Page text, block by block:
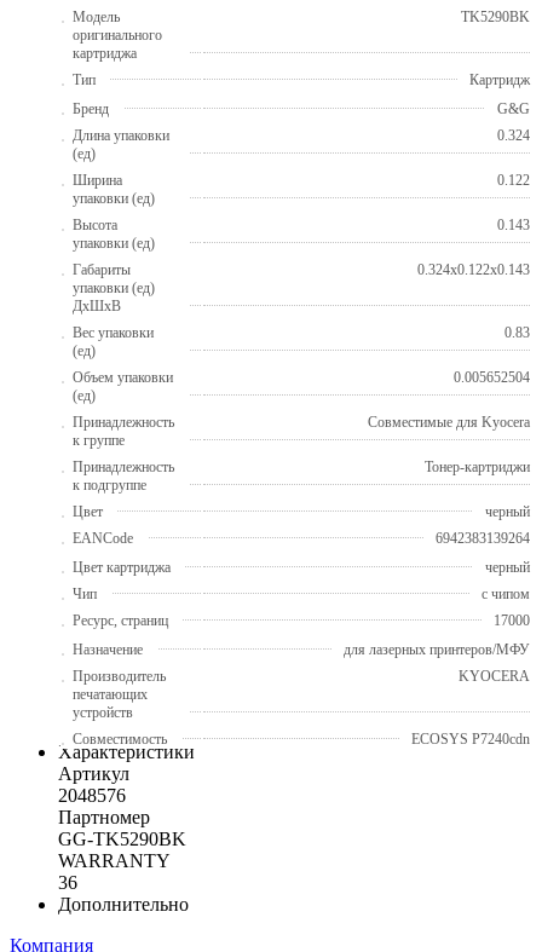
Модель
оригинального
картриджа
TK5290BK
Тип
Картридж
Бренд
G&G
Длина упаковки
(ед)
0.324
Ширина
упаковки (ед)
0.122
Высота
упаковки (ед)
0.143
Габариты
упаковки (ед)
ДхШхВ
0.324x0.122x0.143
Вес упаковки
(ед)
0.83
Объем упаковки
(ед)
0.005652504
Принадлежность
к группе
Совместимые для Kyocera
Принадлежность
к подгруппе
Тонер-картриджи
Цвет
черный
EANCode
6942383139264
Цвет картриджа
черный
Чип
с чипом
Ресурс, страниц
17000
Назначение
для лазерных принтеров/МФУ
Производитель
печатающих
устройств
KYOCERA
Совместимость ECOSYS P7240cdn
Характеристики
Артикул
2048576
Партномер
GG-TK5290BK
WARRANTY
36
Дополнительно
Компания